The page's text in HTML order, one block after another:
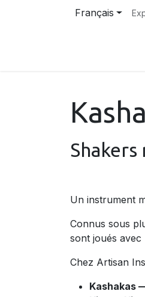
Se rendre au contenuFrançais
Un instrument
Connus sous
sont joués
Chez Artisan
Kashakas